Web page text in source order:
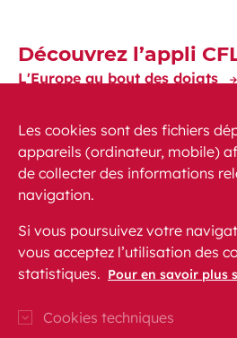
Découvrez l’appli
L'Europe au bout des doigts
Mentions légales
Protection des données
Les cookies sont des fichiers
appareils (ordinateur, mobile)
de collecter des informations
navigation.
Si vous poursuivez votre
vous acceptez l’utilisation des
statistiques. Pour en savoir plus
Cookies techniques